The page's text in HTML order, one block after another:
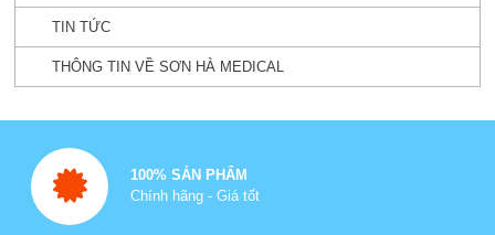
TIN TỨC
THÔNG TIN VỀ SƠN HÀ MEDICAL
100% SẢN PHẨM
Chính hãng - Giá tốt